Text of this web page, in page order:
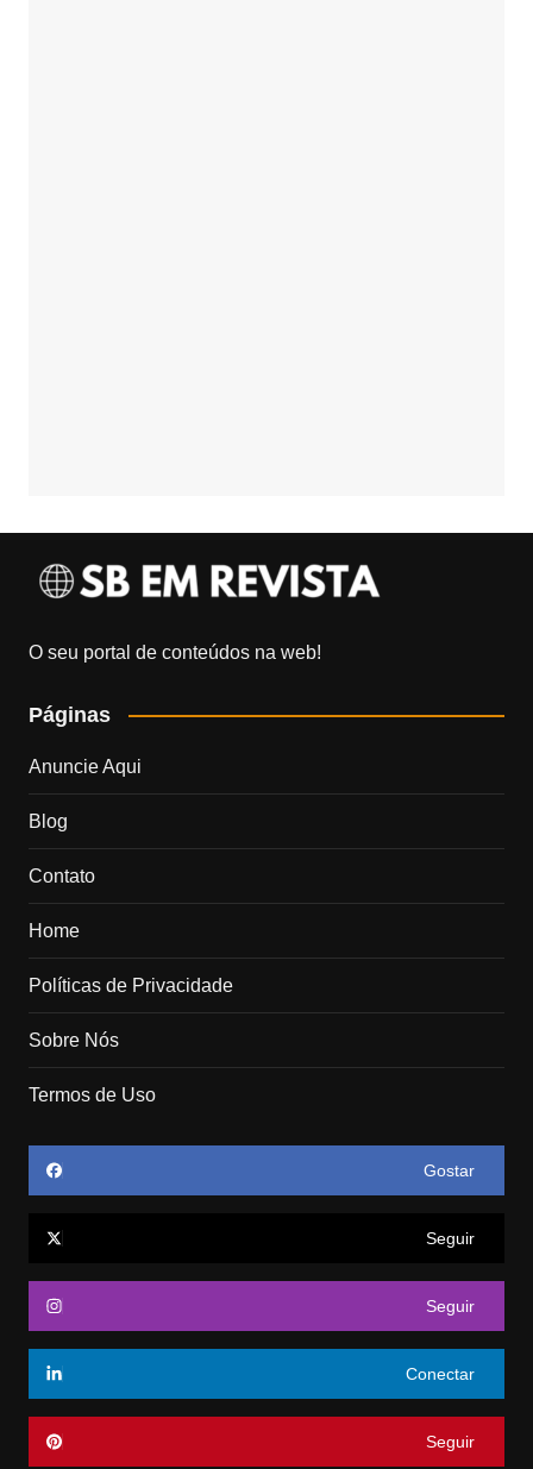
O seu portal de conteúdos na web!
Páginas
Anuncie Aqui
Blog
Contato
Home
Políticas de Privacidade
Sobre Nós
Termos de Uso
Gostar
Seguir
Seguir
Conectar
Seguir